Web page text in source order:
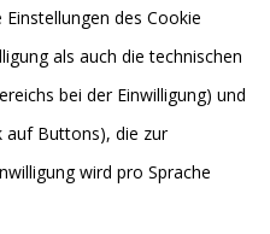
des Cookie
als auch die technischen
bei der Einwilligung) und
auf Buttons), die zur
wird pro Sprache